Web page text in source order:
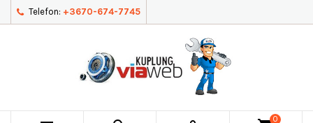
Telefon: +3670-674-7745
0